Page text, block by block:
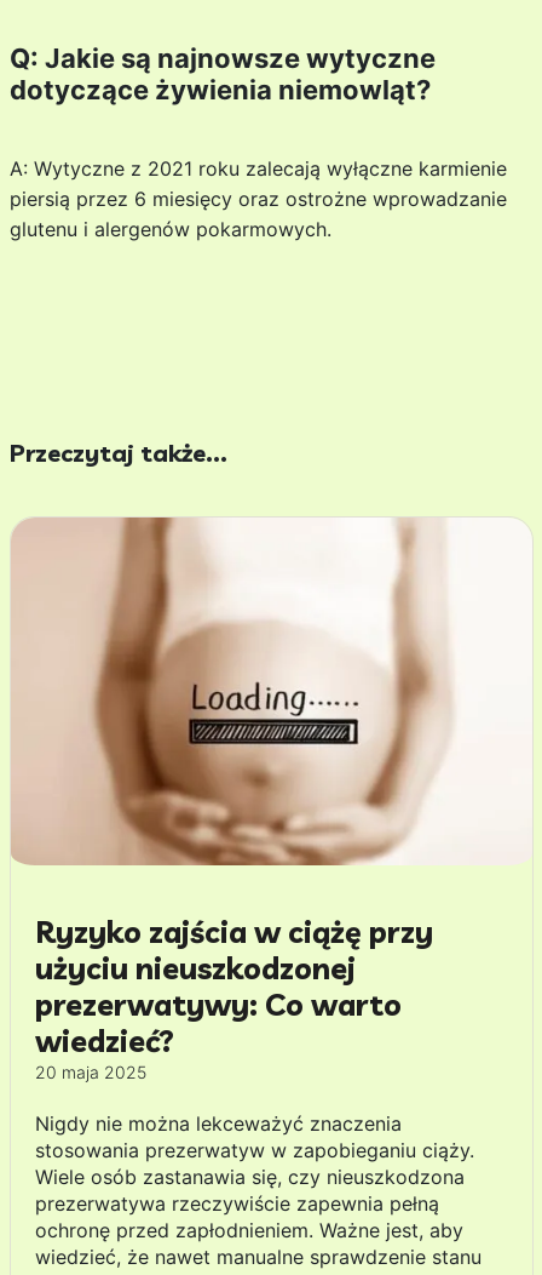
Q: Jakie są najnowsze wytyczne
dotyczące żywienia niemowląt?
A: Wytyczne z 2021 roku zalecają wyłączne karmienie
piersią przez 6 miesięcy oraz ostrożne wprowadzanie
glutenu i alergenów pokarmowych.
Przeczytaj także...
Ryzyko zajścia w ciążę przy
użyciu nieuszkodzonej
prezerwatywy: Co warto
wiedzieć?
20 maja 2025
Nigdy nie można lekceważyć znaczenia
stosowania prezerwatyw w zapobieganiu ciąży.
Wiele osób zastanawia się, czy nieuszkodzona
prezerwatywa rzeczywiście zapewnia pełną
ochronę przed zapłodnieniem. Ważne jest, aby
wiedzieć, że nawet manualne sprawdzenie stanu